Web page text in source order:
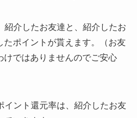
紹介したお友達と、紹介したお
たポイントが貰えます。（お友
けではありませんのでご安心
イント還元率は、紹介したお友